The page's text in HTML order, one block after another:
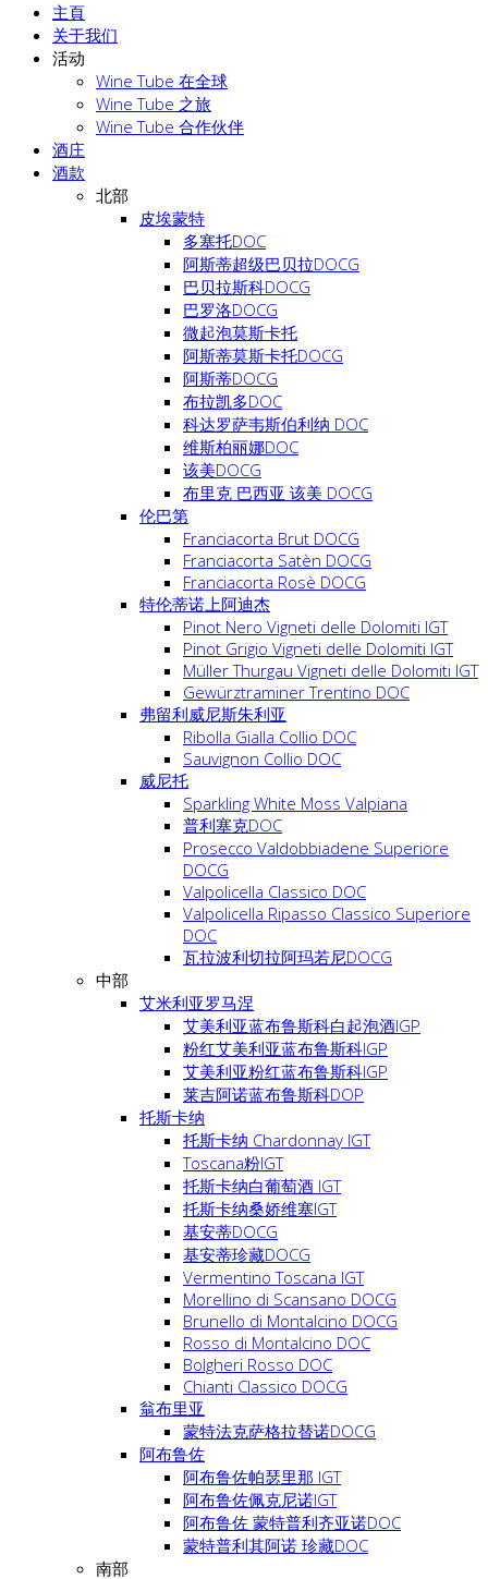
主頁
关于我们
活动
Wine Tube 在全球
Wine Tube 之旅
Wine Tube 合作伙伴
酒庄
酒款
北部
皮埃蒙特
多塞托DOC
阿斯蒂超级巴贝拉DOCG
巴贝拉斯科DOCG
巴罗洛DOCG
微起泡莫斯卡托
阿斯蒂莫斯卡托DOCG
阿斯蒂DOCG
布拉凯多DOC
科达罗萨韦斯伯利纳 DOC
维斯柏丽娜DOC
该美DOCG
布里克 巴西亚 该美 DOCG
伦巴第
Franciacorta Brut DOCG
Franciacorta Satèn DOCG
Franciacorta Rosè DOCG
特伦蒂诺上阿迪杰
Pinot Nero Vigneti delle Dolomiti IGT
Pinot Grigio Vigneti delle Dolomiti IGT
Müller Thurgau Vigneti delle Dolomiti IGT
Gewürztraminer Trentino DOC
弗留利威尼斯朱利亚
Ribolla Gialla Collio DOC
Sauvignon Collio DOC
威尼托
Sparkling White Moss Valpiana
普利塞克DOC
Prosecco Valdobbiadene Superiore
DOCG
Valpolicella Classico DOC
Valpolicella Ripasso Classico Superiore
DOC
瓦拉波利切拉阿玛若尼DOCG
中部
艾米利亚罗马涅
艾美利亚蓝布鲁斯科白起泡酒IGP
粉红艾美利亚蓝布鲁斯科IGP
艾美利亚粉红蓝布鲁斯科IGP
莱吉阿诺蓝布鲁斯科DOP
托斯卡纳
托斯卡纳 Chardonnay IGT
Toscana粉IGT
托斯卡纳白葡萄酒 IGT
托斯卡纳桑娇维塞IGT
基安蒂DOCG
基安蒂珍藏DOCG
Vermentino Toscana IGT
Morellino di Scansano DOCG
Brunello di Montalcino DOCG
Rosso di Montalcino DOC
Bolgheri Rosso DOC
Chianti Classico DOCG
翁布里亚
蒙特法克萨格拉替诺DOCG
阿布鲁佐
阿布鲁佐帕瑟里那 IGT
阿布鲁佐佩克尼诺IGT
阿布鲁佐 蒙特普利齐亚诺DOC
蒙特普利其阿诺 珍藏DOC
南部